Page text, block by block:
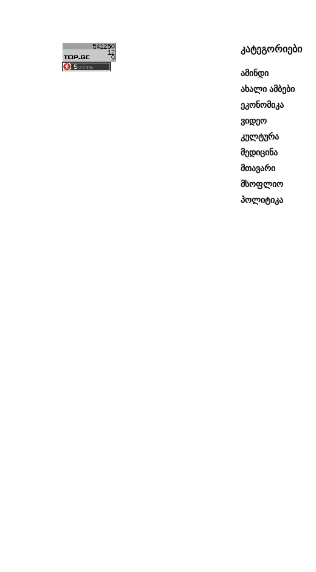
კატეგორიები
Ამინდი
Ახალი Ამბები
Ეკონომიკა
Ვიდეო
Კულტურა
Მედიცინა
Მთავარი
Მსოფლიო
Პოლიტიკა